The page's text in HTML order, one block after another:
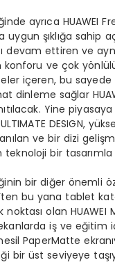
ayrıca HUAWEI
şıklığa sahip
devam ettiren ve
konforu ve çok
içeren, bu
dinleme sağlar
Yine
DESIGN,
ve bir dizi
bir tasarımla
bir diğer önemli
bu yana tablet
noktası olan HUAWEI
iş ve eğitim
PaperMatte
bir üst seviyeye